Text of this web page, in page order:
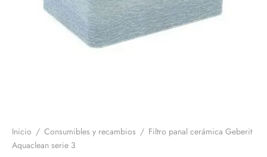
Inicio / Consumibles y recambios / Filtro panal cerámica Geberit
Aquaclean serie 3